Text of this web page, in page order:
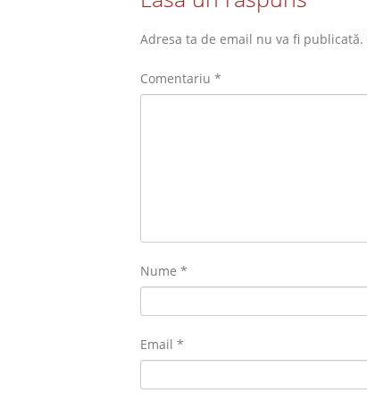
Adresa ta de email nu va fi publicată.
Comentariu *
Nume *
Email *